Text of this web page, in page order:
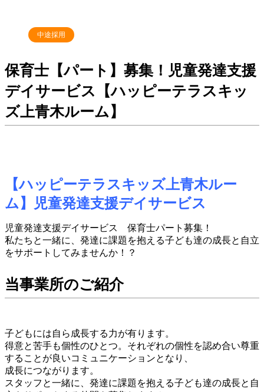
中途採用
保育士【パート】募集！児童発達支援
デイサービス【ハッピーテラスキッ
ズ上青木ルーム】
【ハッピーテラスキッズ上青木ルー
ム】児童発達支援デイサービス
児童発達支援デイサービス 保育士パート募集！
私たちと一緒に、発達に課題を抱える子ども達の成長と自立
をサポートしてみませんか！？
当事業所のご紹介
子どもには自ら成長する力が有ります。
得意と苦手も個性のひとつ。それぞれの個性を認め合い尊重
することが良いコミュニケーションとなり、
成長につながります。
スタッフと一緒に、発達に課題を抱える子ども達の成長と自